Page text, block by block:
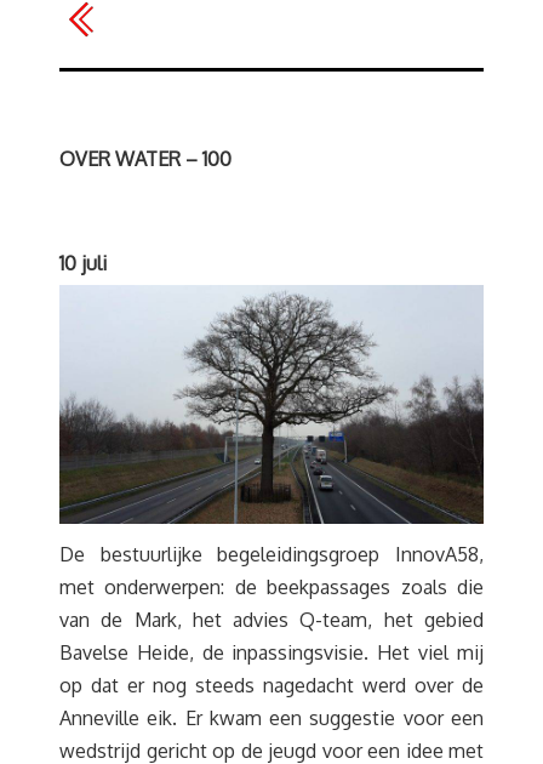
OVER WATER – 100
10 juli
De bestuurlijke begeleidingsgroep InnovA58,
met onderwerpen: de beekpassages zoals die
van de Mark, het advies Q-team, het gebied
Bavelse Heide, de inpassingsvisie. Het viel mij
op dat er nog steeds nagedacht werd over de
Anneville eik. Er kwam een suggestie voor een
wedstrijd gericht op de jeugd voor een idee met